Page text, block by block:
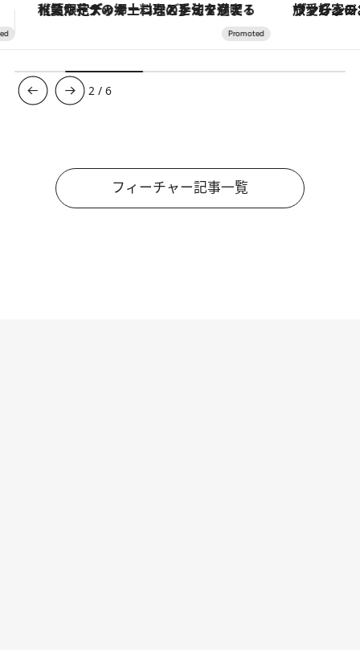
ヴァシュロン・コンスタンタン「オーヴァーシーズ・オートマティック」。旅愛好家のお気に入りコレクションから、ジェンダーレスな新作が登場
3 /6
フィーチャー記事一覧